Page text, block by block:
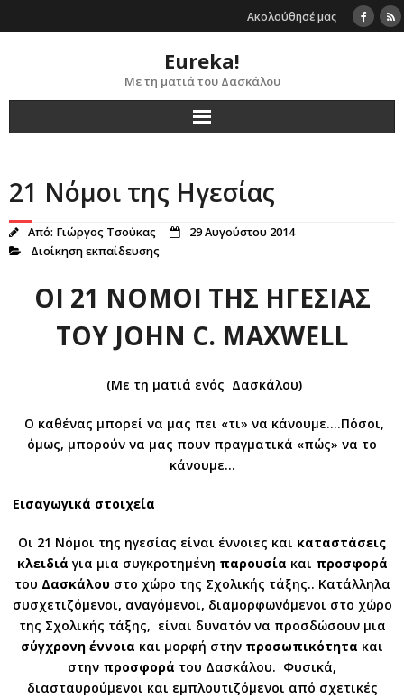
to
Ακολούθησέ μας
Eureka!
Με τη ματιά του Δασκάλου
21 Νόμοι της Ηγεσίας
Από: Γιώργος Τσούκας
29 Αυγούστου 2014
Διοίκηση εκπαίδευσης
ΟΙ 21 ΝΟΜΟΙ ΤΗΣ ΗΓΕΣΙΑΣ
ΤΟΥ JOHN C. MAXWELL
(Με τη ματιά ενός Δασκάλου)
Ο καθένας μπορεί να μας πει «τι» να κάνουμε….Πόσοι,
όμως, μπορούν να μας πουν πραγματικά «πώς» να το
κάνουμε…
Εισαγωγικά στοιχεία
Οι 21 Νόμοι της ηγεσίας είναι έννοιες και καταστάσεις
κλειδιά για μια συγκροτημένη παρουσία και προσφορά
του Δασκάλουστο χώρο της Σχολικής τάξης.. Κατάλληλα
συσχετιζόμενοι, αναγόμενοι, διαμορφωνόμενοι στο χώρο
της Σχολικής τάξης, είναι δυνατόν να προσδώσουν μια
σύγχρονη έννοια και μορφή στην προσωπικότητα και
στην προσφορά του Δασκάλου. Φυσικά,
διασταυρούμενοι και εμπλουτιζόμενοι από σχετικές